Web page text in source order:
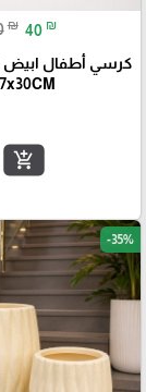
₪ 40 ₪
كرسي أطفال ابيض
add_shopping_cart
-35%